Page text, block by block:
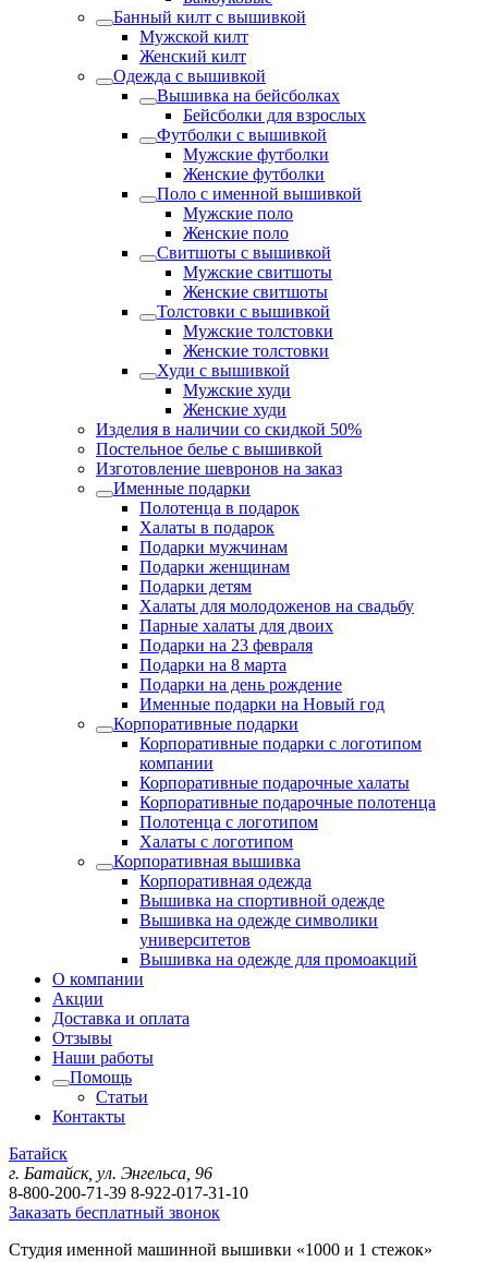
Банный килт с вышивкой
Мужской килт
Женский килт
Одежда с вышивкой
Вышивка на бейсболках
Бейсболки для взрослых
Футболки с вышивкой
Мужские футболки
Женские футболки
Поло с именной вышивкой
Мужские поло
Женские поло
Свитшоты с вышивкой
Мужские свитшоты
Женские свитшоты
Толстовки с вышивкой
Мужские толстовки
Женские толстовки
Худи с вышивкой
Мужские худи
Женские худи
Изделия в наличии со скидкой 50%
Постельное белье с вышивкой
Изготовление шевронов на заказ
Именные подарки
Полотенца в подарок
Халаты в подарок
Подарки мужчинам
Подарки женщинам
Подарки детям
Халаты для молодоженов на свадьбу
Парные халаты для двоих
Подарки на 23 февраля
Подарки на 8 марта
Подарки на день рождение
Именные подарки на Новый год
Корпоративные подарки
Корпоративные подарки с логотипом
компании
Корпоративные подарочные халаты
Корпоративные подарочные полотенца
Полотенца с логотипом
Халаты с логотипом
Корпоративная вышивка
Корпоративная одежда
Вышивка на спортивной одежде
Вышивка на одежде символики
университетов
Вышивка на одежде для промоакций
О компании
Акции
Доставка и оплата
Отзывы
Наши работы
Помощь
Статьи
Контакты
Батайск
г. Батайск, ул. Энгельса, 96
8-800-200-71-39 8-922-017-31-10
Заказать бесплатный звонок
Студия именной машинной вышивки «1000 и 1 стежок»